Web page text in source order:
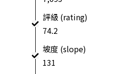
評級 (rating)
74.2
坡度 (slope)
131